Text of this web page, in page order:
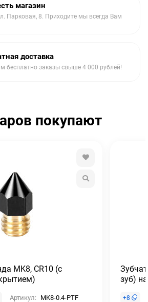
магазин
Парковая, 8. Приходите мы всегда Вам
доставка
бесплатно заказы свыше 4 000 рублей!
покупают
MK8, CR10 (с
Артикул: MK8-0.4-PTF
зуб)
+8